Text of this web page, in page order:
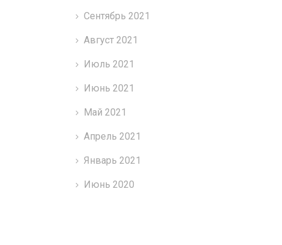
Сентябрь 2021
Август 2021
Июль 2021
Июнь 2021
Май 2021
Апрель 2021
Январь 2021
Июнь 2020